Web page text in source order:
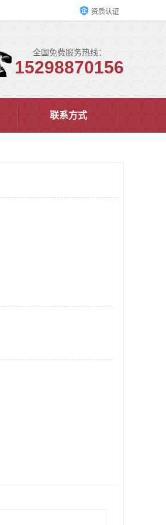
资质认证
全国免费服务热线：
15298870156
联系方式